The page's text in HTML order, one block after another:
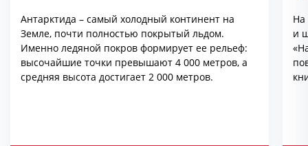
Антарктида – самый холодный континент на
Земле, почти полностью покрытый льдом.
Именно ледяной покров формирует ее рельеф:
высочайшие точки превышают 4 000 метров, а
средняя высота достигает 2 000 метров.
На
и